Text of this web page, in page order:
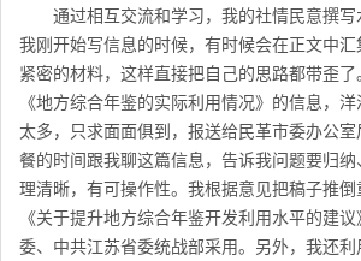
通过相互交流和学习，我的社情民意撰写
我刚开始写信息的时候，有时候会在正文中
紧密的材料，这样直接把自己的思路都带歪
《地方综合年鉴的实际利用情况》的信息，
太多，只求面面俱到，报送给民革市委办公
餐的时间跟我聊这篇信息，告诉我问题要归
理清晰，有可操作性。我根据意见把稿子推
《关于提升地方综合年鉴开发利用水平的建
委、中共江苏省委统战部采用。另外，我还